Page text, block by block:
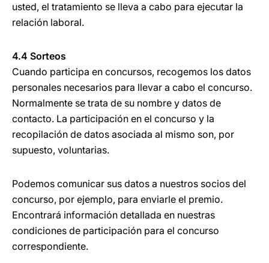
usted, el tratamiento se lleva a cabo para ejecutar la
relación laboral.
4.4 Sorteos
Cuando participa en concursos, recogemos los datos
personales necesarios para llevar a cabo el concurso.
Normalmente se trata de su nombre y datos de
contacto. La participación en el concurso y la
recopilación de datos asociada al mismo son, por
supuesto, voluntarias.
Podemos comunicar sus datos a nuestros socios del
concurso, por ejemplo, para enviarle el premio.
Encontrará información detallada en nuestras
condiciones de participación para el concurso
correspondiente.